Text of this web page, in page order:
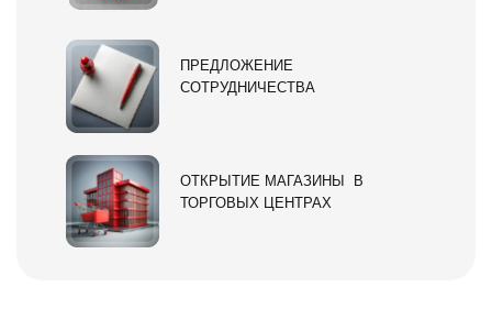
ПРЕДЛОЖЕНИЕ
СОТРУДНИЧЕСТВА
ОТКРЫТИЕ МАГАЗИНЫ В
ТОРГОВЫХ ЦЕНТРАХ